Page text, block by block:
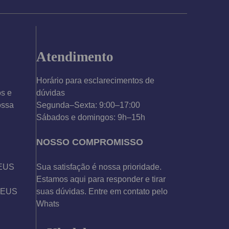
e
Atendimento
Horário para esclarecimentos de
dúvidas
Segunda–Sexta: 9:00–17:00
Sábados e domingos: 9h–15h
NOSSO COMPROMISSO
Sua satisfação é nossa prioridade.
Estamos aqui para responder e tirar
suas dúvidas. Entre em contato pelo
Whats